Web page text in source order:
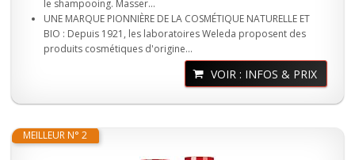
le shampooing. Masser...
UNE MARQUE PIONNIÈRE DE LA COSMÉTIQUE NATURELLE ET
BIO : Depuis 1921, les laboratoires Weleda proposent des
produits cosmétiques d'origine...
VOIR : INFOS & PRIX
MEILLEUR N° 2